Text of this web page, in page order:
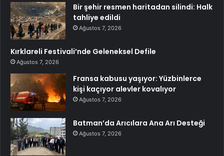
Bir şehir resmen haritadan silindi: Halk
tahliye edildi
Ağustos 7, 2026
Kırklareli Festivali’nde Geleneksel Defile
Ağustos 7, 2026
Fransa kabusu yaşıyor: Yüzbinlerce
kişi kaçıyor alevler kovalıyor
Ağustos 7, 2026
Batman’da Arıcılara Ana Arı Desteği
Ağustos 7, 2026